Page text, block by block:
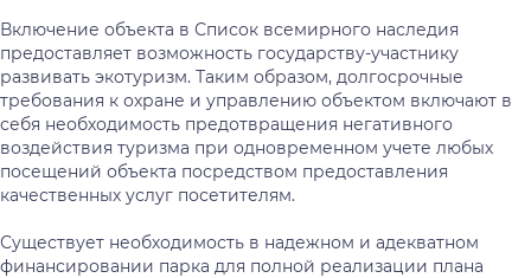
Включение объекта в Список всемирного наследия
предоставляет возможность государству-участнику
развивать экотуризм. Таким образом, долгосрочные
требования к охране и управлению объектом включают в
себя необходимость предотвращения негативного
воздействия туризма при одновременном учете любых
посещений объекта посредством предоставления
качественных услуг посетителям.
Существует необходимость в надежном и адекватном
финансировании парка для полной реализации плана